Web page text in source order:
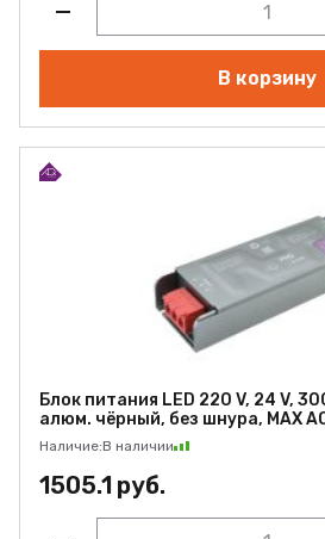
В корзину
Блок питания LED 220 V, 24 V,
алюм. чёрный, без шнура, MAX
Наличие:В наличии
1505.1 руб.